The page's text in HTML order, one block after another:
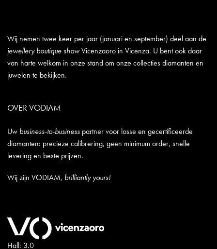
Wij nemen twee keer per jaar (januari en september) deel aan de
jewellery boutique showVicenzaoro in Vicenza. U bent ook daar
van harte welkom in onze stand om onze collecties diamanten en
juwelen te bekijken.
OVER VODIAM
Uw business-to-business partner voor losse en gecertificeerde
diamanten: precieze calibrering, geen minimum order, snelle
levering en beste prijzen.
Wij zijn VODIAM, brilliantly yours!
Hall: 3.0